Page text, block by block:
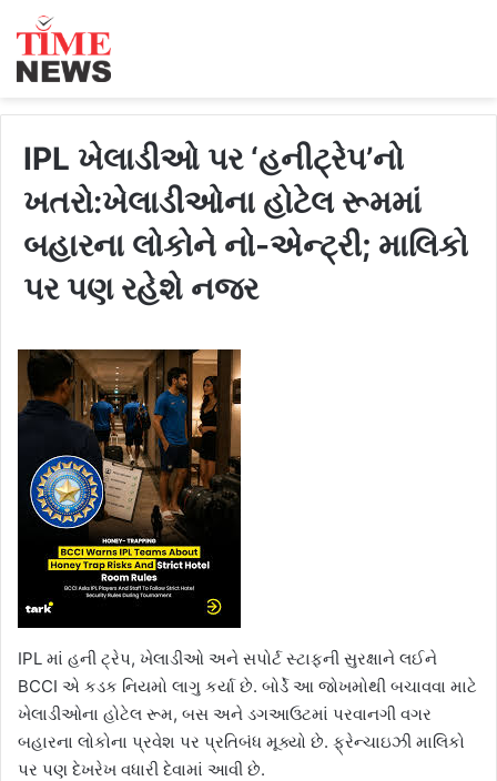
IPL ખેલાડીઓ પર ‘હનીટ્રેપ’નો
ખતરો:ખેલાડીઓના હોટેલ રૂમમાં
બહારના લોકોને નો-એન્ટ્રી; માલિકો
પર પણ રહેશે નજર
IPL માં હની ટ્રેપ, ખેલાડીઓ અને સપોર્ટ સ્ટાફની સુરક્ષાને લઈને
BCCI એ કડક નિયમો લાગુ કર્યા છે. બોર્ડે આ જોખમોથી બચાવવા માટે
ખેલાડીઓના હોટેલ રૂમ, બસ અને ડગઆઉટમાં પરવાનગી વગર
બહારના લોકોના પ્રવેશ પર પ્રતિબંધ મૂક્યો છે. ફ્રેન્ચાઇઝી માલિકો
પર પણ દેખરેખ વધારી દેવામાં આવી છે.